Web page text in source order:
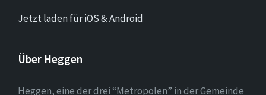
Jetzt laden für iOS & Android
Über Heggen
Heggen, eine der drei “Metropolen” in der Gemeinde